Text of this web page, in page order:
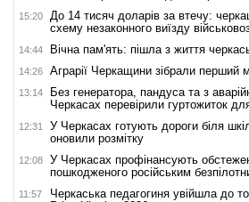
15:20
До 14 тисяч доларів за втечу:
схему незаконного виїзду
14:44 Вічна пам'ять: пішла з життя
14:26 Аграрії Черкащини зібрали перший
13:14
Без генератора, пандуса та з
Черкасах перевірили гуртожиток
12:31
У Черкасах готують дороги біля
оновили розмітку
12:08
У Черкасах профінансують
пошкодженого російським
11:57
Черкаська педагогиня увійшла до